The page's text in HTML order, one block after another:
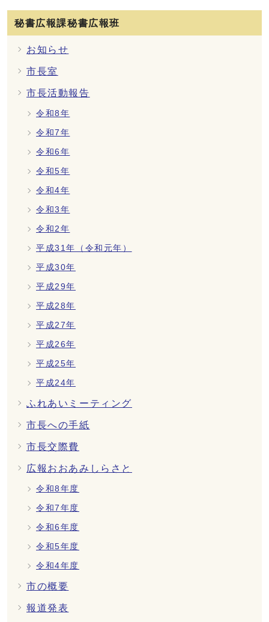
秘書広報課秘書広報班
お知らせ
市長室
市長活動報告
令和8年
令和7年
令和6年
令和5年
令和4年
令和3年
令和2年
平成31年（令和元年）
平成30年
平成29年
平成28年
平成27年
平成26年
平成25年
平成24年
ふれあいミーティング
市長への手紙
市長交際費
広報おおあみしらさと
令和8年度
令和7年度
令和6年度
令和5年度
令和4年度
市の概要
報道発表